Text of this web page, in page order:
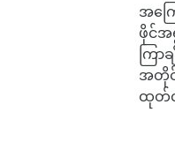
အကြ
ဖိုင်အ
ကြာ
အတိုင်
ထုတ်လု